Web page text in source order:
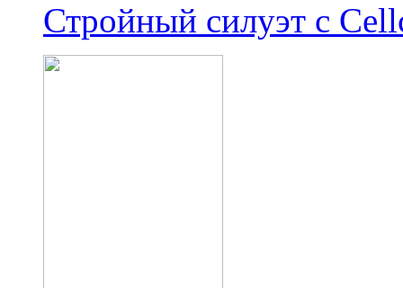
Стройный силуэт с